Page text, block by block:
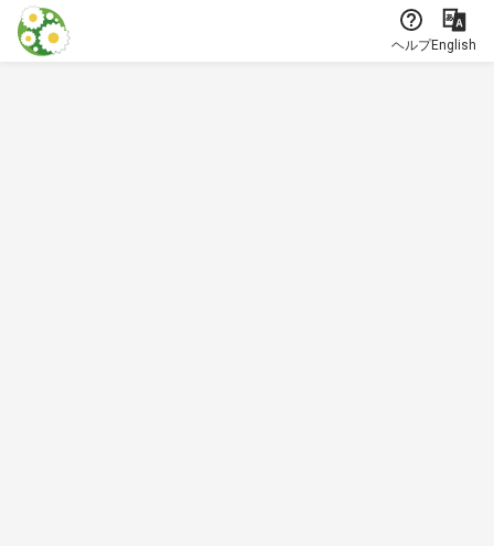
本文に飛ぶ
ヘルプEnglish